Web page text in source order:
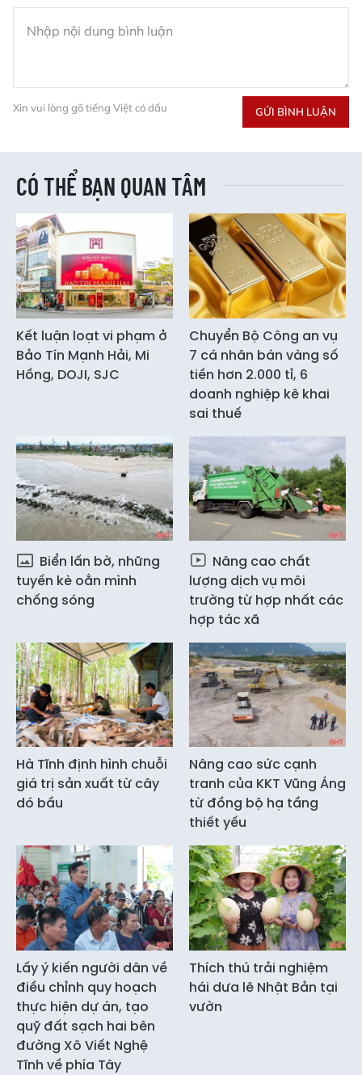
Xin vui lòng gõ tiếng Việt có dấu GỬI BÌNH LUẬN
CÓ THỂ BẠN QUAN TÂM
Kết luận loạt vi phạm ở
Bảo Tín Mạnh Hải, Mi
Hồng, DOJI, SJC
Chuyển Bộ Công an vụ
7 cá nhân bán vàng số
tiền hơn 2.000 tỉ, 6
doanh nghiệp kê khai
sai thuế
Biển lấn bờ, những
tuyến kè oằn mình
chống sóng
Nâng cao chất
lượng dịch vụ môi
trường từ hợp nhất các
hợp tác xã
Hà Tĩnh định hình chuỗi
giá trị sản xuất từ cây
dó bầu
Nâng cao sức cạnh
tranh của KKT Vũng Áng
từ đồng bộ hạ tầng
thiết yếu
Lấy ý kiến người dân về
điều chỉnh quy hoạch
thực hiện dự án, tạo
quỹ đất sạch hai bên
đường Xô Viết Nghệ
Tĩnh về phía Tây
Thích thú trải nghiệm
hái dưa lê Nhật Bản tại
vườn